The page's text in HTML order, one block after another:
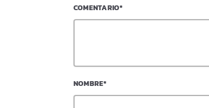
COMENTARIO*
NOMBRE*